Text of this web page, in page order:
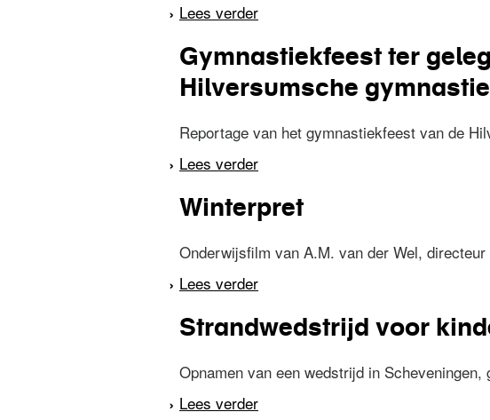
Lees verder
Gymnastiekfeest ter
Hilversumsche
Reportage van het gymnastiekfeest van de
Lees verder
Winterpret
Onderwijsfilm van A.M. van der Wel,
Lees verder
Strandwedstrijd voor
Opnamen van een wedstrijd in
Lees verder